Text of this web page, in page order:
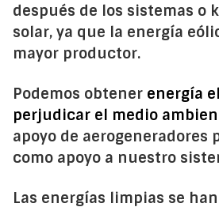
después de los sistemas o
solar, ya que la energía
mayor productor.
Podemos obtener energía
perjudicar el medio
apoyo de aerogeneradores
como apoyo a nuestro
Las energías limpias se